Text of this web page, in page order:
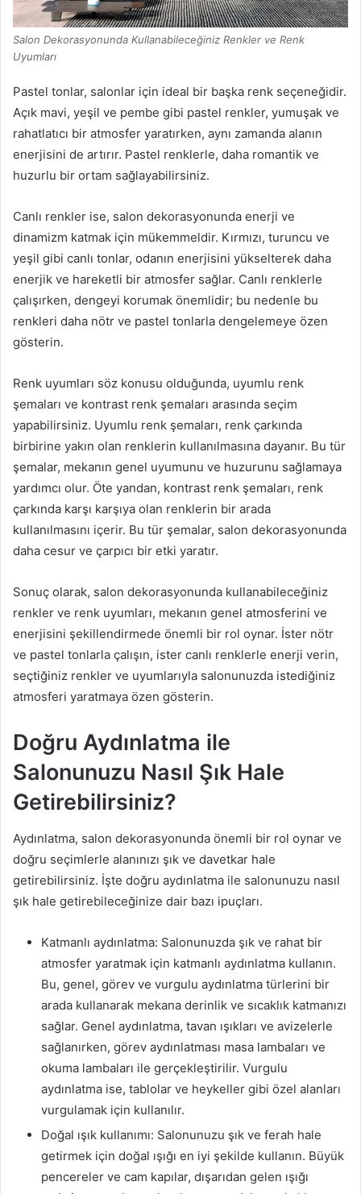
Salon Dekorasyonunda Kullanabileceğiniz Renkler ve Renk
Uyumları
Pastel tonlar, salonlar için ideal bir başka renk seçeneğidir.
Açık mavi, yeşil ve pembe gibi pastel renkler, yumuşak ve
rahatlatıcı bir atmosfer yaratırken, aynı zamanda alanın
enerjisini de artırır. Pastel renklerle, daha romantik ve
huzurlu bir ortam sağlayabilirsiniz.
Canlı renkler ise, salon dekorasyonunda enerji ve
dinamizm katmak için mükemmeldir. Kırmızı, turuncu ve
yeşil gibi canlı tonlar, odanın enerjisini yükselterek daha
enerjik ve hareketli bir atmosfer sağlar. Canlı renklerle
çalışırken, dengeyi korumak önemlidir; bu nedenle bu
renkleri daha nötr ve pastel tonlarla dengelemeye özen
gösterin.
Renk uyumları söz konusu olduğunda, uyumlu renk
şemaları ve kontrast renk şemaları arasında seçim
yapabilirsiniz. Uyumlu renk şemaları, renk çarkında
birbirine yakın olan renklerin kullanılmasına dayanır. Bu tür
şemalar, mekanın genel uyumunu ve huzurunu sağlamaya
yardımcı olur. Öte yandan, kontrast renk şemaları, renk
çarkında karşı karşıya olan renklerin bir arada
kullanılmasını içerir. Bu tür şemalar, salon dekorasyonunda
daha cesur ve çarpıcı bir etki yaratır.
Sonuç olarak, salon dekorasyonunda kullanabileceğiniz
renkler ve renk uyumları, mekanın genel atmosferini ve
enerjisini şekillendirmede önemli bir rol oynar. İster nötr
ve pastel tonlarla çalışın, ister canlı renklerle enerji verin,
seçtiğiniz renkler ve uyumlarıyla salonunuzda istediğiniz
atmosferi yaratmaya özen gösterin.
Doğru Aydınlatma ile
Salonunuzu Nasıl Şık Hale
Getirebilirsiniz?
Aydınlatma, salon dekorasyonunda önemli bir rol oynar ve
doğru seçimlerle alanınızı şık ve davetkar hale
getirebilirsiniz. İşte doğru aydınlatma ile salonunuzu nasıl
şık hale getirebileceğinize dair bazı ipuçları.
Katmanlı aydınlatma: Salonunuzda şık ve rahat bir
atmosfer yaratmak için katmanlı aydınlatma kullanın.
Bu, genel, görev ve vurgulu aydınlatma türlerini bir
arada kullanarak mekana derinlik ve sıcaklık katmanızı
sağlar. Genel aydınlatma, tavan ışıkları ve avizelerle
sağlanırken, görev aydınlatması masa lambaları ve
okuma lambaları ile gerçekleştirilir. Vurgulu
aydınlatma ise, tablolar ve heykeller gibi özel alanları
vurgulamak için kullanılır.
Doğal ışık kullanımı: Salonunuzu şık ve ferah hale
getirmek için doğal ışığı en iyi şekilde kullanın. Büyük
pencereler ve cam kapılar, dışarıdan gelen ışığı